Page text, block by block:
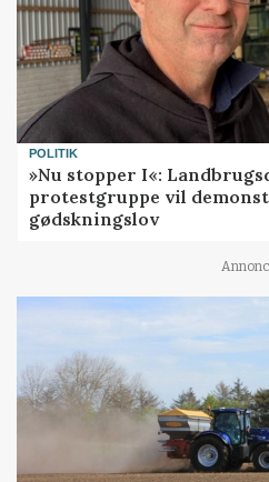
POLITIK
»Nu stopper I«:
protestgruppe vil
gødskningslov